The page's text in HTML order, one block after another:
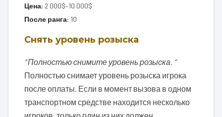
Цена: 2 000$–10 000$
После ранга: 10
Снять уровень розыска
” Полностью снимите уровень розыска. “
Полностью снимает уровень розыска игрока
после оплаты. Если в момент вызова в одном
транспортном средстве находится несколько
игроков, только один из них должен